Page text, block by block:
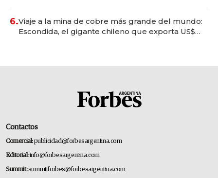
6.Viaje a la mina de cobre más grande del mundo:
Escondida, el gigante chileno que exporta US$
Contactos
Comercial:publicidad@forbesargentina.com
Editorial:info@forbesargentina.com
Summit:summitforbes@forbesargentina.com